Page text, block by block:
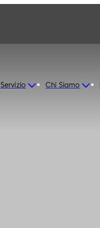
Servizio Chi Siamo